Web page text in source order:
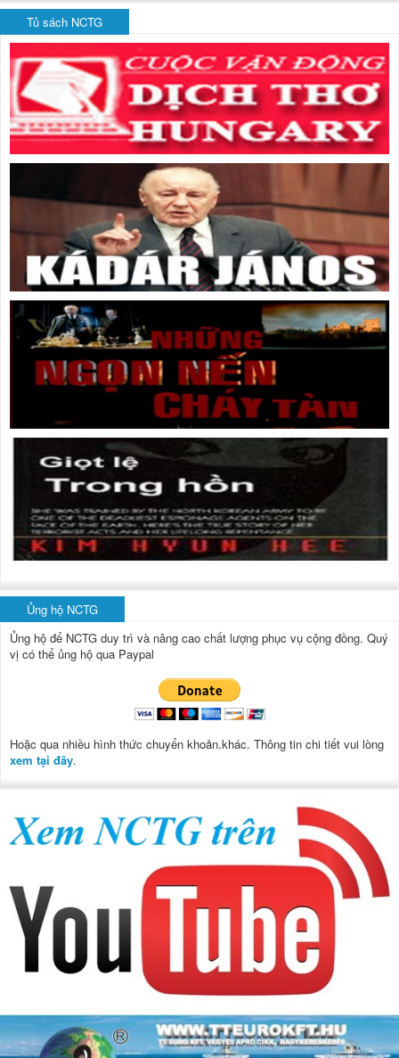
Tủ sách NCTG
Ủng hộ NCTG
Ủng hộ để NCTG duy trì và nâng cao chất lượng phục vụ cộng đồng. Quý
vị có thể ủng hộ qua Paypal
Hoặc qua nhiều hình thức chuyển khoản.khác. Thông tin chi tiết vui lòng
xem tại đây.